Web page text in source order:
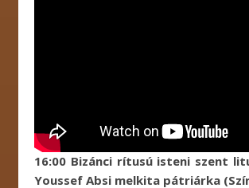
16:00 Bizánci rítusú isteni szent
Youssef Absi melkita pátriárka